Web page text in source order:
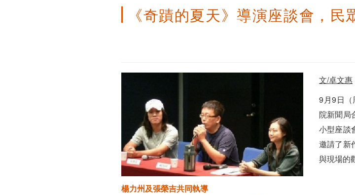
《奇蹟的夏天》導演座談會，民
文/卓文惠
9月9日
院新聞局
小型座談
邀請了新
與現場的
楊力州及張榮吉共同執導